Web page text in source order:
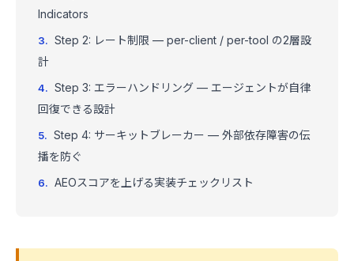
Indicators
Step 2: レート制限 — per-client / per-tool の2層設
計
Step 3: エラーハンドリング — エージェントが自律
回復できる設計
Step 4: サーキットブレーカー — 外部依存障害の伝
播を防ぐ
AEOスコアを上げる実装チェックリスト